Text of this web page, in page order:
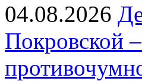
04.08.2026
Покровской